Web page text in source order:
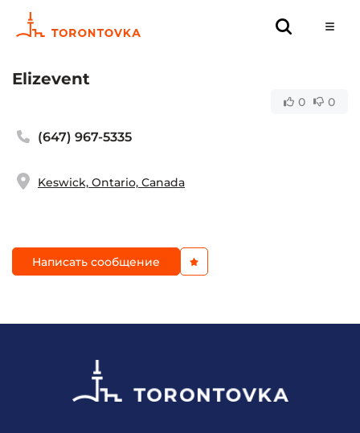
Elizevent
0 0
(647) 967-5335
Keswick, Ontario, Canada
Написать сообщение